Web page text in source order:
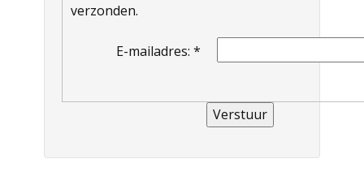
verzonden.
E-mailadres: *
Verstuur